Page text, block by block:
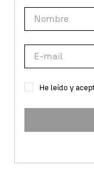
He leído y